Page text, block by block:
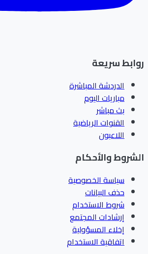
سريعة
الدردشة المباشرة
مباريات اليوم
بث مباشر
القنوات الرياضية
اللاعبون
والأحكام
سياسة الخصوصية
حذف البيانات
شروط الاستخدام
إرشادات المجتمع
إخلاء المسؤولية
اتفاقية الاستخدام